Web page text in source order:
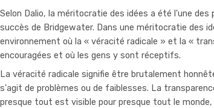
Selon Dalio, la méritocratie des idées a été l'une des
succès de Bridgewater. Dans une méritocratie des
environnement où la « véracité radicale » et la «
encouragées et où les gens y sont réceptifs.
La véracité radicale signifie être brutalement
s'agit de problèmes ou de faiblesses. La
presque tout est visible pour presque tout le